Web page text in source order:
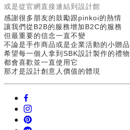
或是從官網直接連結到設計館
感謝很多朋友的鼓勵跟pinkoi的熱情
讓我們從B2B的服務增加B2C的服務
但最重要的信念一直不變
不論是手作商品或是企業活動的小贈品
希望每一個人拿到SBK設計製作的禮物
都會喜歡並一直使用它
那才是設計創意人價值的體現